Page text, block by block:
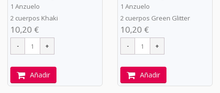
1 Anzuelo
2 cuerpos Khaki
10,20 €
Añadir
1 Anzuelo
2 cuerpos Green Glitter
10,20 €
Añadir